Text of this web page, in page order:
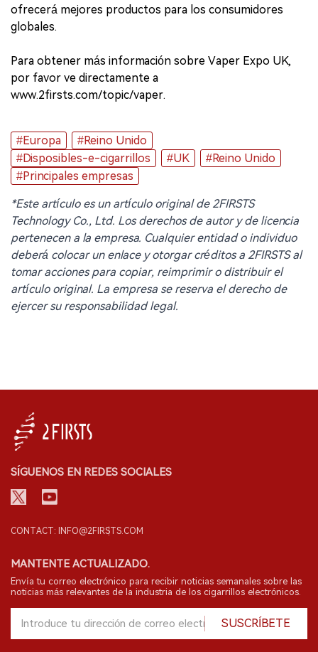
ofrecerá mejores productos para los consumidores
globales.
Para obtener más información sobre Vaper Expo UK,
por favor ve directamente a
www.2firsts.com/topic/vaper.
#Europa
#Reino Unido
#Disposibles-e-cigarrillos
#UK
#Reino Unido
#Principales empresas
*Este artículo es un artículo original de 2FIRSTS
Technology Co., Ltd. Los derechos de autor y de licencia
pertenecen a la empresa. Cualquier entidad o individuo
deberá colocar un enlace y otorgar créditos a 2FIRSTS al
tomar acciones para copiar, reimprimir o distribuir el
artículo original. La empresa se reserva el derecho de
ejercer su responsabilidad legal.
SÍGUENOS EN REDES SOCIALES
CONTACT: INFO@2FIRSTS.COM
MANTENTE ACTUALIZADO.
Envía tu correo electrónico para recibir noticias semanales sobre las
noticias más relevantes de la industria de los cigarrillos electrónicos.
SUSCRÍBETE